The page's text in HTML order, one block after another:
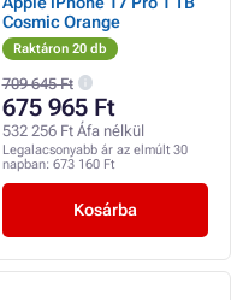
Cosmic Orange
Raktáron 20 db
709 645 Ft
675 965 Ft
532 256 Ft Áfa nélkül
Legalacsonyabb ár az elmúlt 30
napban: 673 160 Ft
Kosárba